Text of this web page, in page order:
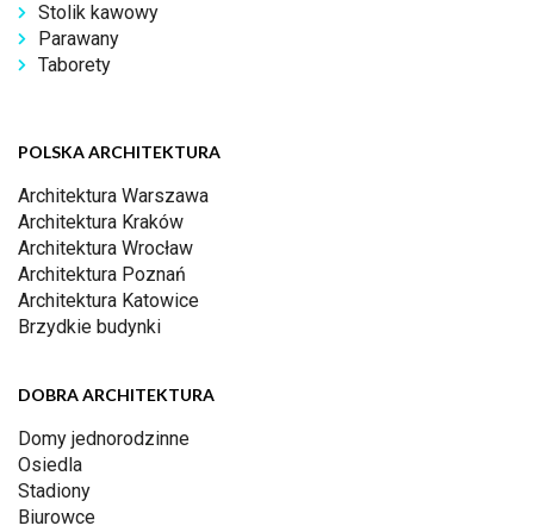
Stolik kawowy
Parawany
Taborety
POLSKA ARCHITEKTURA
Architektura Warszawa
Architektura Kraków
Architektura Wrocław
Architektura Poznań
Architektura Katowice
Brzydkie budynki
DOBRA ARCHITEKTURA
Domy jednorodzinne
Osiedla
Stadiony
Biurowce